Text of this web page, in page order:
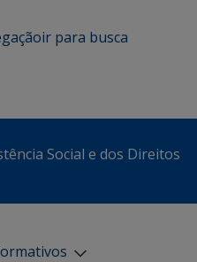
ir para busca
Social e dos Direitos